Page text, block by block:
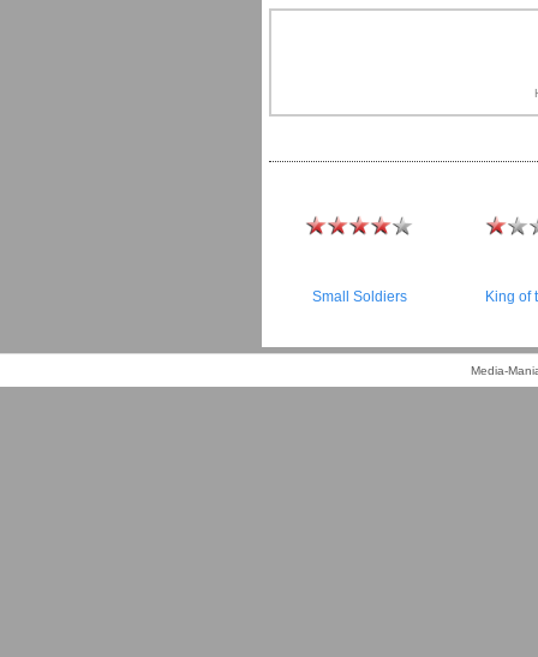
Small Soldiers King of
Media-